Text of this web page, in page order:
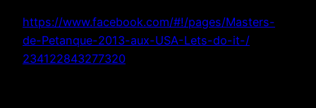
https://www.facebook.com/#!/pages/Masters-
de-Petanque-2013-aux-USA-Lets-do-it-/
234122843277320